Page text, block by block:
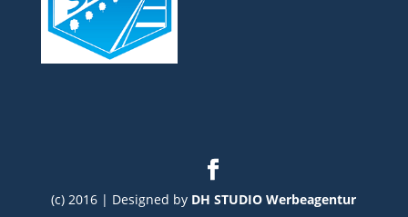
(c) 2016 | Designed by DH STUDIO Werbeagentur